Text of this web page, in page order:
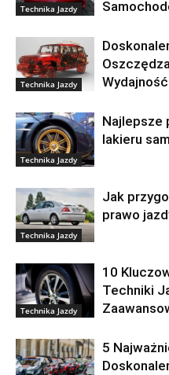
Technika Jazdy
Technika Jazdy
Wydajność
Technika Jazdy
Najlepsze
lakieru
Technika Jazdy
Jak
prawo
Technika Jazdy
10
Techniki
5